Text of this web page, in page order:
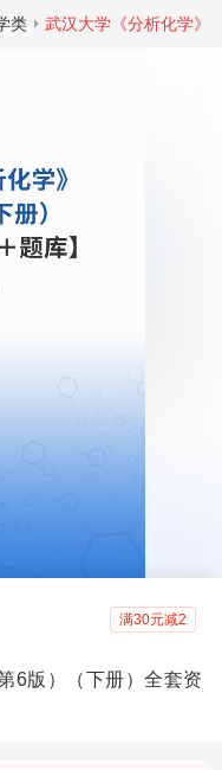
类 武汉大学《分析化学》
满30元减2
6版）（下册）全套资